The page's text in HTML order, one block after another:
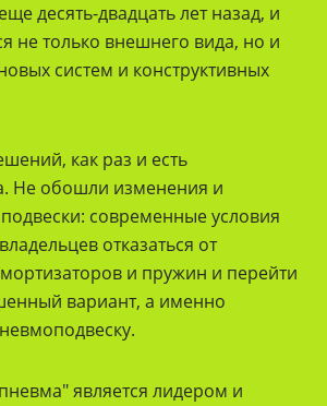
десять-двадцать лет назад, и
не только внешнего вида, но и
систем и конструктивных
как раз и есть
Не обошли изменения и
современные условия
отказаться от
и пружин и перейти
вариант, а именно
является лидером и